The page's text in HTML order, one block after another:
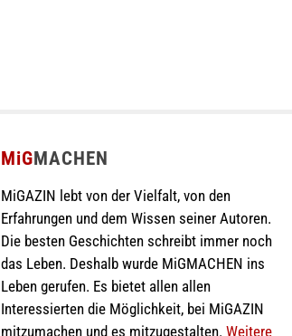
MiGMACHEN
MiGAZIN lebt von der Vielfalt, von den
Erfahrungen und dem Wissen seiner Autoren.
Die besten Geschichten schreibt immer noch
das Leben. Deshalb wurde MiGMACHEN ins
Leben gerufen. Es bietet allen allen
Interessierten die Möglichkeit, bei MiGAZIN
mitzumachen und es mitzugestalten. Weitere